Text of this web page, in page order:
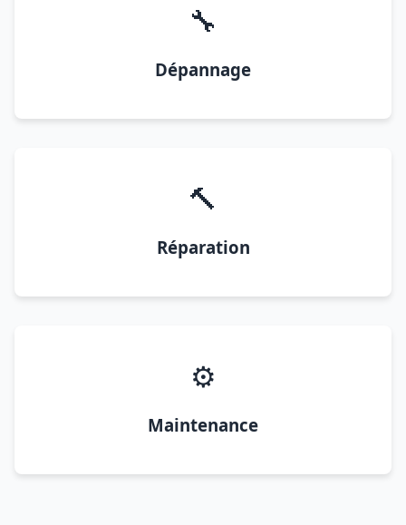
🔧
Dépannage
🔨
Réparation
⚙️
Maintenance